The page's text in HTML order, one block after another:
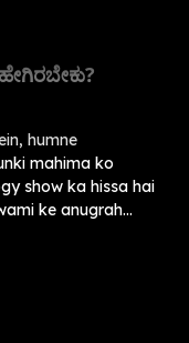
humne
mahima ko
show ka hissa hai
ke anugrah...